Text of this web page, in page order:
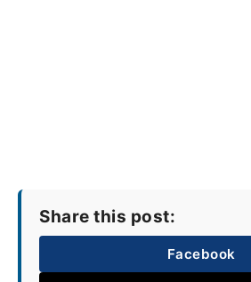
Share this post:
Facebook